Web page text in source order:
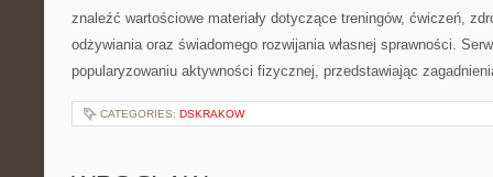
znaleźć wartościowe materiały dotyczące treningów, ćwiczeń,
odżywiania oraz świadomego rozwijania własnej sprawności.
popularyzowaniu aktywności fizycznej, przedstawiając
CATEGORIES: DSKRAKOW